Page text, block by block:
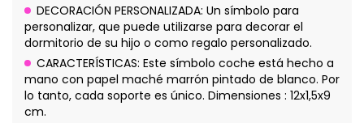
DECORACIÓN PERSONALIZADA: Un símbolo para
personalizar, que puede utilizarse para decorar el
dormitorio de su hijo o como regalo personalizado.
CARACTERÍSTICAS: Este símbolo coche está hecho a
mano con papel maché marrón pintado de blanco. Por
lo tanto, cada soporte es único. Dimensiones : 12x1,5x9
cm.